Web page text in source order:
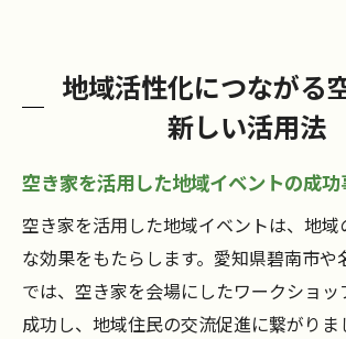
地域活性化につながる
新しい活用法
空き家を活用した地域イベントの成功
空き家を活用した地域イベントは、地域
な効果をもたらします。愛知県碧南市や
では、空き家を会場にしたワークショ
成功し、地域住民の交流促進に繋がり